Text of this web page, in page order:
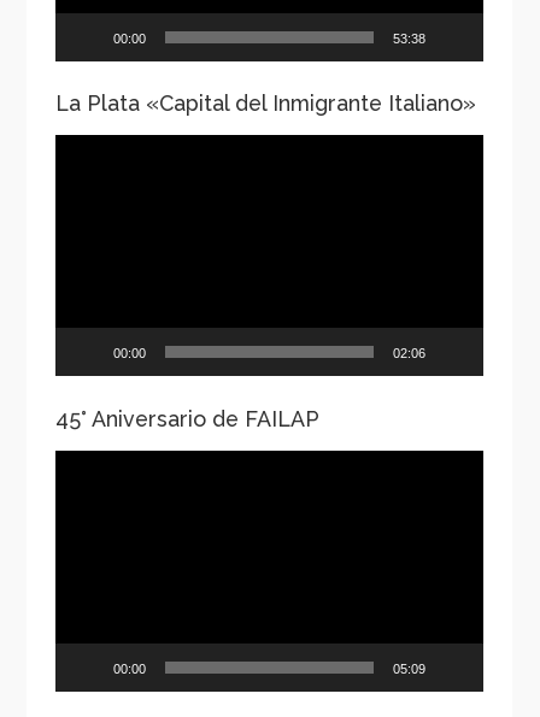
00:00 53:38
La Plata «Capital del Inmigrante Italiano»
00:00 02:06
45° Aniversario de FAILAP
00:00 05:09